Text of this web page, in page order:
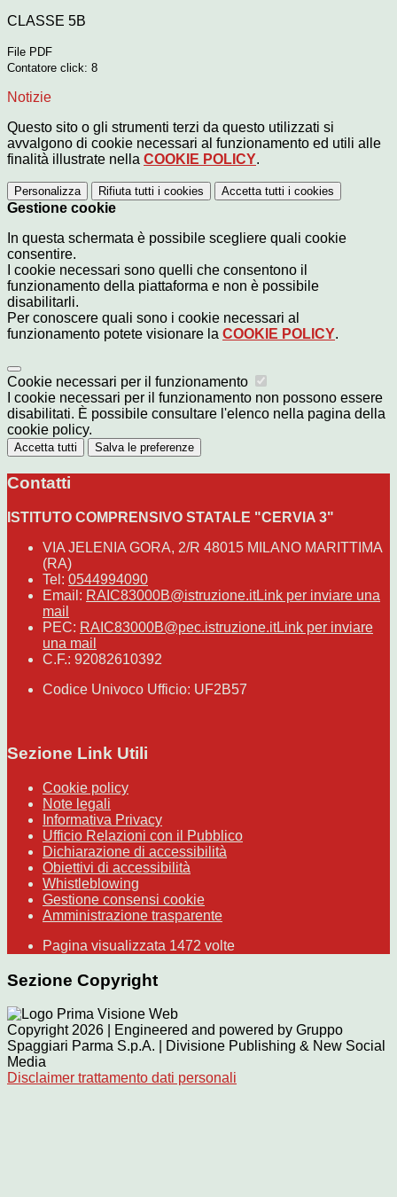
CLASSE 5B
File PDF
Contatore click: 8
Notizie
Questo sito o gli strumenti terzi da questo utilizzati si
avvalgono di cookie necessari al funzionamento ed utili alle
finalità illustrate nella COOKIE POLICY.
Personalizza Rifiuta tutti i cookies Accetta tutti i cookies
Gestione cookie
In questa schermata è possibile scegliere quali cookie
consentire.
I cookie necessari sono quelli che consentono il
funzionamento della piattaforma e non è possibile
disabilitarli.
Per conoscere quali sono i cookie necessari al
funzionamento potete visionare la COOKIE POLICY.
Cookie necessari per il funzionamento
I cookie necessari per il funzionamento non possono essere
disabilitati. È possibile consultare l'elenco nella pagina della
cookie policy.
Accetta tutti Salva le preferenze
Contatti
ISTITUTO COMPRENSIVO STATALE "CERVIA 3"
VIA JELENIA GORA, 2/R 48015 MILANO MARITTIMA
(RA)
Tel: 0544994090
Email: RAIC83000B@istruzione.itLink per inviare una
mail
PEC: RAIC83000B@pec.istruzione.itLink per inviare
una mail
C.F.: 92082610392
Codice Univoco Ufficio: UF2B57
Sezione Link Utili
Cookie policy
Note legali
Informativa Privacy
Ufficio Relazioni con il Pubblico
Dichiarazione di accessibilità
Obiettivi di accessibilità
Whistleblowing
Gestione consensi cookie
Amministrazione trasparente
Pagina visualizzata 1472 volte
Sezione Copyright
Copyright 2026 | Engineered and powered by Gruppo
Spaggiari Parma S.p.A. | Divisione Publishing & New Social
Media
Disclaimer trattamento dati personali